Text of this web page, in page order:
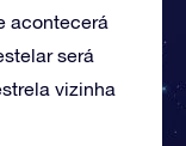
acontecerá
será
vizinha